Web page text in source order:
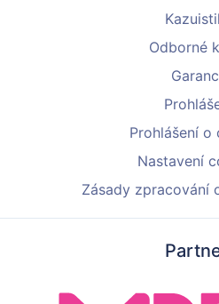
Odborné
Prohlášení o
Nastavení
Zásady zpracování